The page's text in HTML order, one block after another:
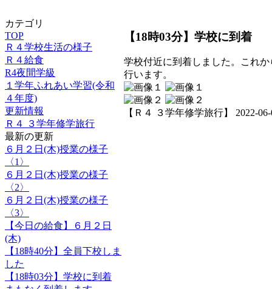
カテゴリ
TOP
Ｒ４学校生活の様子
Ｒ４給食
R4夜間学級
１学年ふれあい学習(令和
４年度)
更新情報
Ｒ４ ３学年修学旅行
最新の更新
６月２日(木)授業の様子
〈1〉
６月２日(木)授業の様子
〈2〉
６月２日(木)授業の様子
〈3〉
【今日の給食】６月２日
(木)
【18時40分】全員下校しま
した
【18時03分】学校に到着
【18時03分】学校に到着
学校付近に到着しました。これ
行います。
【Ｒ４ ３学年修学旅行】 2022-